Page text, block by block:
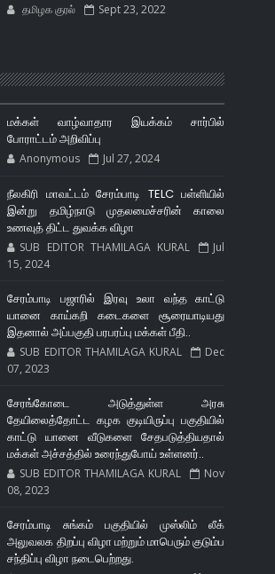
தமிழக குரல் Sept 23, 2022
மக்கள் வாழ்வாதார இயக்கம் சார்பில்
போராட்டம் அறிவிப்பு
Anonymous Jul 27, 2024
நீலகிரி மாவட்டம் சேரம்பாடி TELC பள்ளியில்
இன்று தமிழ்நாடு முதலமைச்சரின் காலை
உணவுத் திட்ட துவக்க விழா
SUB EDITOR THAMILAGA KURAL
Jul
15, 2024
சேரம்பாடி பஜாரில் இரவு உலா வந்த காட்டு
யானை காய்கறி கடைகளை சூரையாடியது
இதனால் அப்பகுதி பரபரப்பு மக்கள் பீதி..
SUB EDITOR THAMILAGA KURAL
Dec
07, 2023
சேரங்கோடை அடுத்துள்ள அரசு
தேயிலைத்தோட்ட கழக குடியிருப்பு பகுதியில்
காட்டு யானை வீடுகளை சேதபடுத்தியதால்
மக்கள் அச்சத்தில் உரைந்துபோய் உள்ளனர்..
SUB EDITOR THAMILAGA KURAL
Nov
08, 2023
சேரம்பாடி சுங்கம் பகுதியில் முஸ்லிம் லீக்
அலுவலக திறப்பு விழா மற்றும் மாபெரும் குடும்ப
சந்திப்பு விழா நடைபெற்றது.